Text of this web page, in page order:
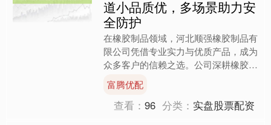
道小品质优，多场景助力安
全防护
在橡胶制品领域，河北顺强橡胶制品有
限公司凭借专业实力与优质产品，成为
众多客户的信赖之选。公司深耕橡胶地
垫行业多年，始终以客户需求为导向，
不断优化产品性能，为公园....
富腾优配
查看：96 分类： 实盘股票配资